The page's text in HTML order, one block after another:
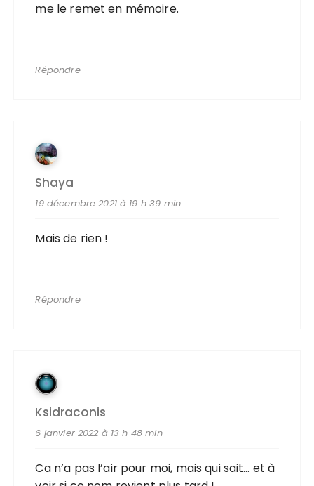
me le remet en mémoire.
Répondre
Shaya
19 décembre 2021 à 19 h 39 min
Mais de rien !
Répondre
Ksidraconis
6 janvier 2022 à 13 h 48 min
Ca n’a pas l’air pour moi, mais qui sait… et à